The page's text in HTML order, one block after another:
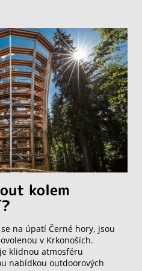
kolem
na úpatí Černé hory, jsou
v Krkonoších.
klidnou atmosféru
nabídkou outdoorových